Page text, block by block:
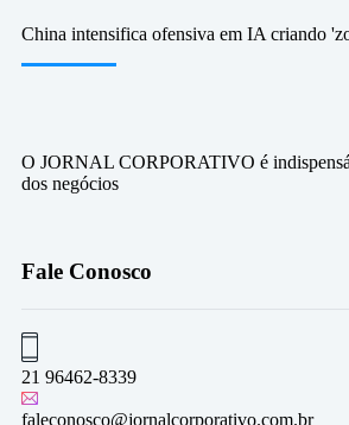
China intensifica ofensiva em IA criando
O JORNAL CORPORATIVO é
dos negócios
Fale Conosco
21 96462-8339
faleconosco@jornalcorporativo.com.br